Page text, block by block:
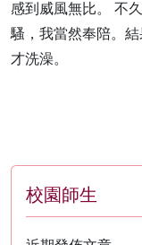
感到威風無比。 不
騷，我當然奉陪。
才洗澡。
校園師生